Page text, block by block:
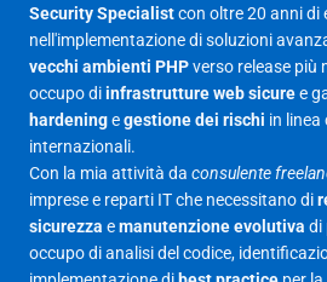
Giugno 2025
Maggio 2025
Aprile 2025
Marzo 2025
Febbraio 2025
Gennaio 2025
Security Specialistcon oltre 20 anni di
nell'implementazione di soluzioni
vecchi ambienti PHPverso release più
occupo diinfrastrutture web sicuree
hardeningegestione dei rischi in linea
internazionali.
Con la mia attività da consulente
imprese e reparti IT che necessitano di
sicurezza emanutenzione evolutiva di
occupo di analisi del codice,